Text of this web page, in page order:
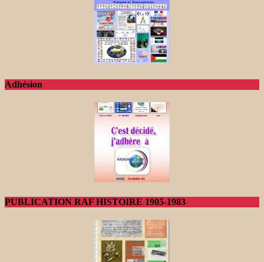
Adhésion
PUBLICATION RAF HISTOIRE 1905-1983